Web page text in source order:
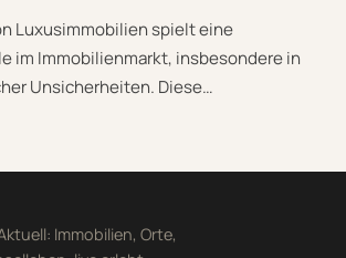
Luxusimmobilien spielt eine
im Immobilienmarkt, insbesondere in
Unsicherheiten. Diese…
Immobilien, Orte,